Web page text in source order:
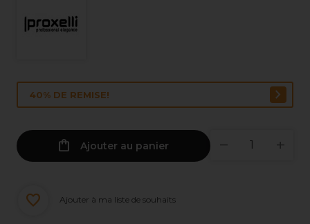
40% DE REMISE!
Ajouter au panier
Ajouter à ma liste de souhaits